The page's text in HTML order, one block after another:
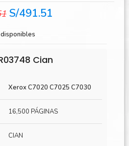
El
original
S/546.51.
S/491.51
Cian
Xerox C7020 C7025 C7030
16,500 PÁGINAS
CIAN